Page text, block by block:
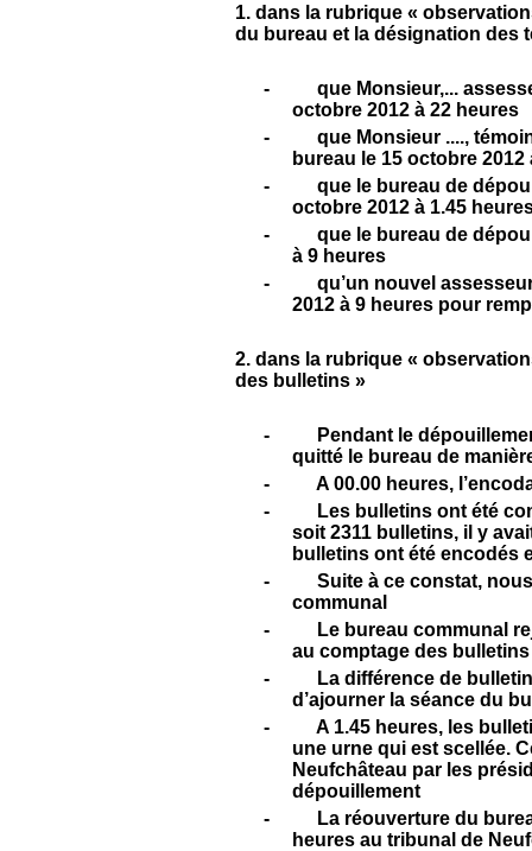
1. dans la rubrique «
du bureau et la désignation des
-
que Monsieur,...
octobre 2012 à 22 heures
-
que Monsieur ....,
bureau le 15 octobre 2012
-
que le bureau de
octobre 2012 à 1.45
-
que le bureau de
à 9 heures
-
qu’un nouvel
2012 à 9 heures pour
2. dans la rubrique «
des bulletins »
-
Pendant le
quitté le bureau de
-
A 00.00 heures,
-
Les bulletins ont été
soit 2311 bulletins, il y
bulletins ont été encodés
-
Suite à ce constat,
communal
-
Le bureau communal
au comptage des bulletins
-
La différence de
d’ajourner la séance du
-
A 1.45 heures, les
une urne qui est scellée.
Neufchâteau par les
dépouillement
-
La réouverture du
heures au tribunal de